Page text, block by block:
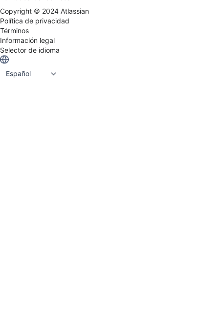
Experiencia empresarial: experiencia en
transformación de empresas Fortune 500 en
múltiples sectores • Alcance global: oficinas en EE.
UU., Reino Unido, Australia e India que ofrecen
transformaciones a escala empresarial Guiados por
Capital, Cprime goza de la confianza mundial para
Copyright © 2024 Atlassian
Política de privacidad
Términos
Información legal
Selector de idioma